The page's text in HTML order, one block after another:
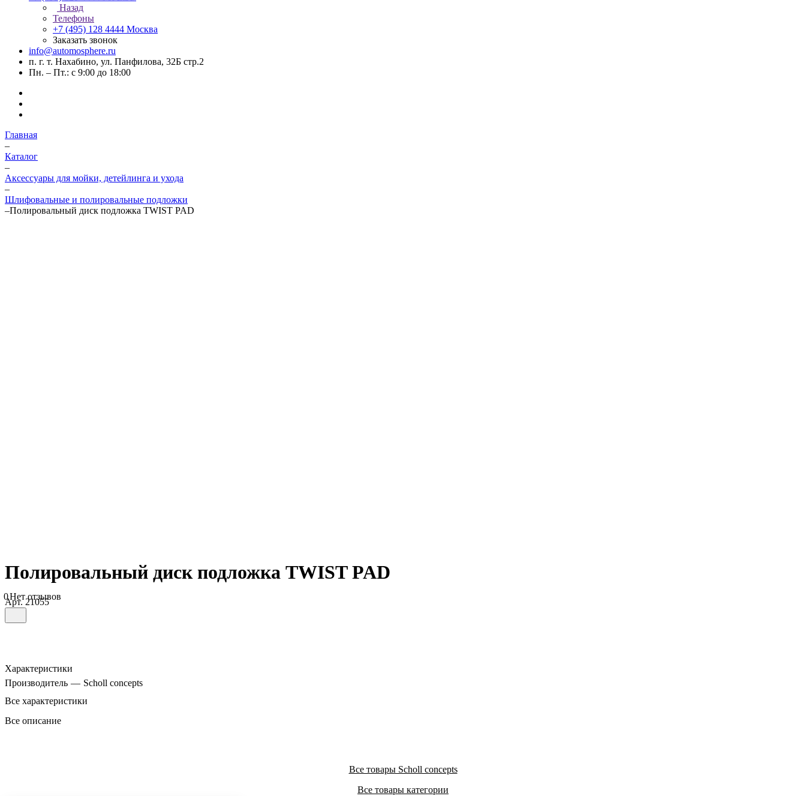
Назад
Телефоны
+7 (495) 128 4444 Москва
Заказать звонок
info@automosphere.ru
п. г. т. Нахабино, ул. Панфилова, 32Б стр.2
Пн. – Пт.: с 9:00 до 18:00
Главная
–
Каталог
–
Аксессуары для мойки, детейлинга и ухода
–
Шлифовальные и полировальные подложки
–Полировальный диск подложка TWIST PAD
Полировальный диск подложка TWIST PAD
0Нет отзывов
Арт.21055
Характеристики
Производитель — Scholl concepts
Все характеристики
Все описание
Все товары Scholl concepts
Все товары категории